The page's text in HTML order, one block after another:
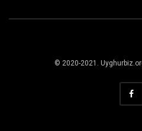
© 2020-2021.